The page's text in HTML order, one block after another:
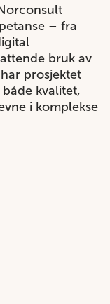
– fra
bruk av
prosjektet
kvalitet,
i komplekse